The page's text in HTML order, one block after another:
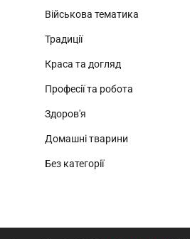
Військова тематика
Традиції
Краса та догляд
Професії та робота
Здоров'я
Домашні тварини
Без категорії